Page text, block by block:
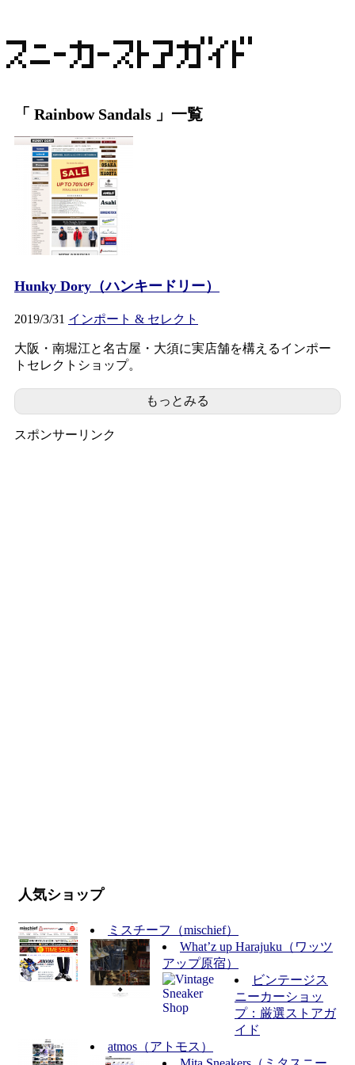
「 Rainbow Sandals 」一覧
Hunky Dory（ハンキードリー）
2019/3/31 インポート & セレクト
大阪・南堀江と名古屋・大須に実店舗を構えるインポー
トセレクトショップ。
もっとみる
スポンサーリンク
人気ショップ
ミスチーフ（mischief）
What’z up Harajuku（ワッツ
アップ原宿）
ビンテージス
ニーカーショッ
プ：厳選ストアガ
イド
atmos（アトモス）